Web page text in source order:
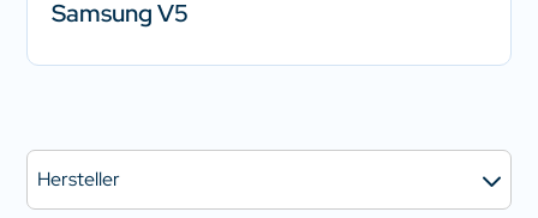
Samsung V5
Hersteller